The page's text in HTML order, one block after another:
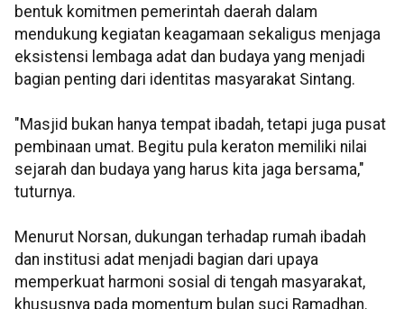
bentuk komitmen pemerintah daerah dalam
mendukung kegiatan keagamaan sekaligus menjaga
eksistensi lembaga adat dan budaya yang menjadi
bagian penting dari identitas masyarakat Sintang.
"Masjid bukan hanya tempat ibadah, tetapi juga pusat
pembinaan umat. Begitu pula keraton memiliki nilai
sejarah dan budaya yang harus kita jaga bersama,"
tuturnya.
Menurut Norsan, dukungan terhadap rumah ibadah
dan institusi adat menjadi bagian dari upaya
memperkuat harmoni sosial di tengah masyarakat,
khususnya pada momentum bulan suci Ramadhan.